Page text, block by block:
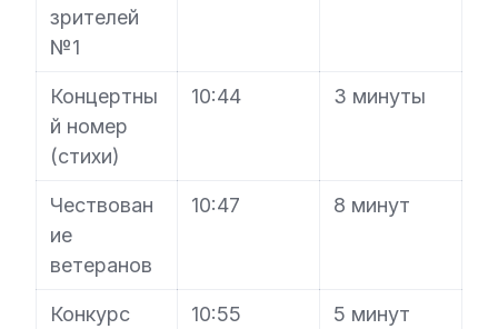
зрителей
№1
Концертны
й номер
(стихи)
10:44 3 минуты
Чествован
ие
ветеранов
10:47 8 минут
Конкурс
10:55 5 минут